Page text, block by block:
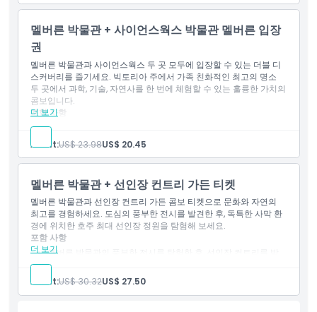
알아야 할 사항
위치
가는 방법
교환 방법
취소 정책
멜버른 박물관 + 사이언스웍스 박물관 멜버른 입장
권
멜버른 박물관과 사이언스웍스 두 곳 모두에 입장할 수 있는 더블 디
스커버리를 즐기세요. 빅토리아 주에서 가족 친화적인 최고의 명소
두 곳에서 과학, 기술, 자연사를 한 번에 체험할 수 있는 훌륭한 가치의
콤보입니다.
더 보기
포함 사항
멜버른 박물관과 사이언스웍스 두 곳의 주요 명소 방문.
과학, 역사, 기술에 관한 흥미로운 전시를 통해 학습.
Adult:US$ 23.98US$ 20.45
멜버른 박물관 + 선인장 컨트리 가든 티켓
멜버른 박물관과 선인장 컨트리 가든 콤보 티켓으로 문화와 자연의
최고를 경험하세요. 도심의 풍부한 전시를 발견한 후, 독특한 사막 환
경에 위치한 호주 최대 선인장 정원을 탐험해 보세요.
더 보기
포함 사항
멜버른 박물관의 풍부한 전시를 탐험한 후, 선인장 컨트리를 방
문하세요.
도시 문화와 아름다운 사막 풍경의 독특한 조화.
Adult:US$ 30.32US$ 27.50